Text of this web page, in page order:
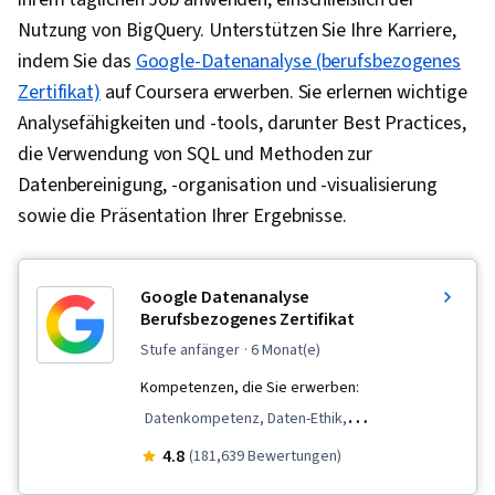
Nutzung von BigQuery. Unterstützen Sie Ihre Karriere,
indem Sie dasGoogle-Datenanalyse (berufsbezogenes
Zertifikat)auf Coursera erwerben. Sie erlernen wichtige
Analysefähigkeiten und -tools, darunter Best Practices,
die Verwendung von SQL und Methoden zur
Datenbereinigung, -organisation und -visualisierung
sowie die Präsentation Ihrer Ergebnisse.
Google Datenanalyse
Berufsbezogenes Zertifikat
stufe anfänger · 6 Monat(e)
Kompetenzen, die Sie erwerben:
Datenkompetenz, Daten-Ethik,
Datenvisualisierung, Interaktive
4.8 (181,639 Bewertungen)